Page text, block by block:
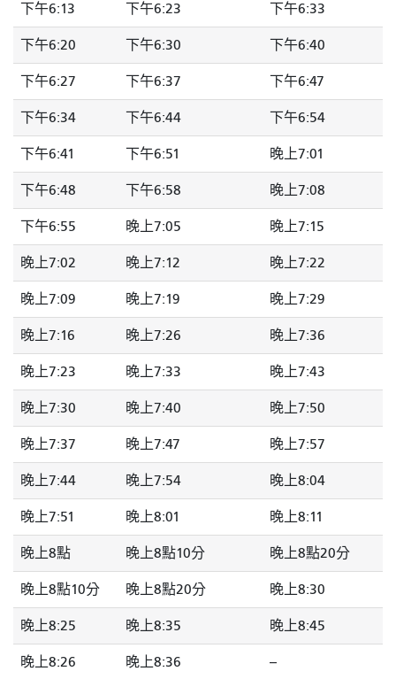
下午6:13 下午6:23 下午6:33
下午6:20 下午6:30 下午6:40
下午6:27 下午6:37 下午6:47
下午6:34 下午6:44 下午6:54
下午6:41 下午6:51 晚上7:01
下午6:48 下午6:58 晚上7:08
下午6:55 晚上7:05 晚上7:15
晚上7:02 晚上7:12 晚上7:22
晚上7:09 晚上7:19 晚上7:29
晚上7:16 晚上7:26 晚上7:36
晚上7:23 晚上7:33 晚上7:43
晚上7:30 晚上7:40 晚上7:50
晚上7:37 晚上7:47 晚上7:57
晚上7:44 晚上7:54 晚上8:04
晚上7:51 晚上8:01 晚上8:11
晚上8點 晚上8點10分 晚上8點20分
晚上8點10分 晚上8點20分 晚上8:30
晚上8:25 晚上8:35 晚上8:45
晚上8:26 晚上8:36 --